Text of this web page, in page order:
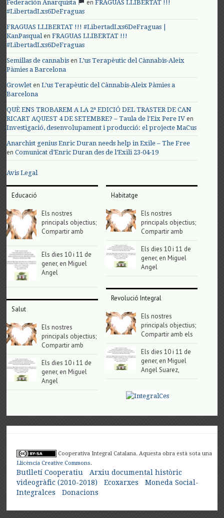
Federación Anarquista
enFRAGUAS LLIBERTAT !!!
#LibertadLxs6DeFraguas
FRAGUAS LLIBERTAT !!! #LibertadLxs6DeFraguas |
KanPasqualenFRAGUAS LLIBERTAT !!!
#LibertadLxs6DeFraguas
Semillas de cannabis enL’us Terapèutic del Cànnabis-Aleix
Pàmies a Barcelona
Growlet enL’us Terapèutic del Cànnabis-Aleix Pàmies a
Barcelona
QUÈ ENS TROBAREM A LA 2ª EDICIÓ DEL TRASTER DE CAN
RICART AQUEST 4 DE SETEMBRE? – Taula de l'Eix Pere IV en
Investigació, desenvolupament i producció: el projecte MaCus
Anarchist genius Enric Duran needs help in Exile – The Free
enComunicat d’Enric Duran des de l’Exili 23-04-19
Avis Legal
Educació
Els nostres
principals objectius;
Compartir amb
Els dies 10 i 11 de
gener, en Miguel
Angel
Salut
Els nostres
principals objectius;
Compartir amb
Els dies 10 i 11 de
gener, en Miguel
Angel
Habitatge
Els nostres
principals objectius;
Compartir amb
Els dies 10 i 11 de
gener, en Miguel
Angel
Revolució Integral
Els nostres
principals objectius;
Compartir amb els
Els dies 10 i 11 de
gener, en Miguel
Angel Suarez,
Cooperativa Integral Catalana. Aquesta obra està sota una
Llicència Creative Commons.
Butlletí Cooperatiu
Arxiu documental històric
videogràfic (2010-2018)
Ecoxarxes
Moneda Social-
Integralces
Donacions